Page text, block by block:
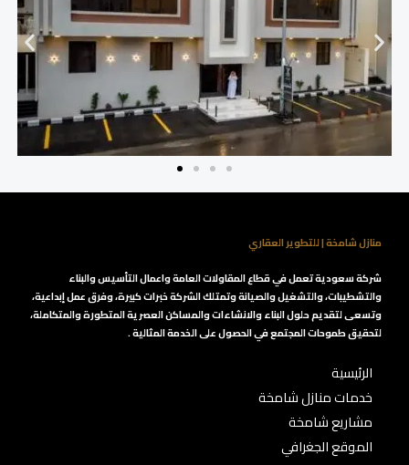
منازل شامخة | للتطوير العقاري
شركة سعودية تعمل في قطاع المقاولات العامة واعمال التأسيس والبناء
والتشطيبات، والتشغيل والصيانة وتمتلك الشركة خبرات كبيرة، وفرق عمل إبداعية،
وتسعى لتقديم حلول البناء والانشاءات والمساكن العصرية المتطورة والمتكاملة،
لتحقيق طموحات المجتمع في الحصول على الخدمة المثالية .
الرئيسية
خدمات منازل شامخة
مشاريع شامخة
الموقع الجغرافي